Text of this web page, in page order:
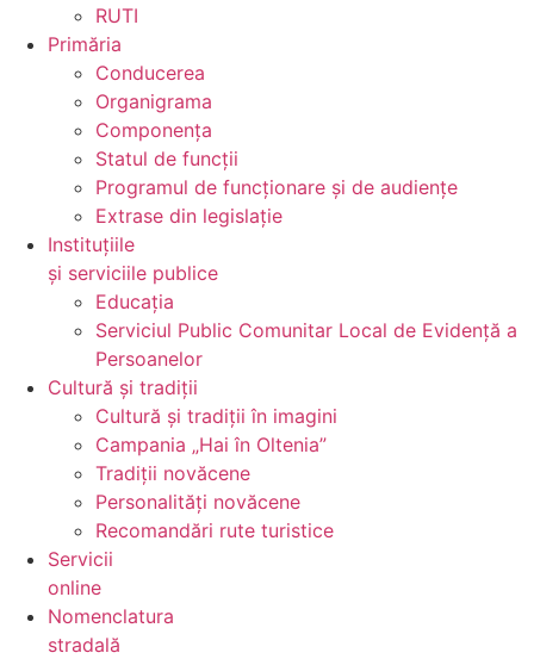
RUTI
Primăria
Conducerea
Organigrama
Componența
Statul de funcții
Programul de funcționare și de audiențe
Extrase din legislație
Instituțiile
și serviciile publice
Educația
Serviciul Public Comunitar Local de Evidență a
Persoanelor
Cultură și tradiții
Cultură și tradiții în imagini
Campania „Hai în Oltenia”
Tradiții novăcene
Personalități novăcene
Recomandări rute turistice
Servicii
online
Nomenclatura
stradală